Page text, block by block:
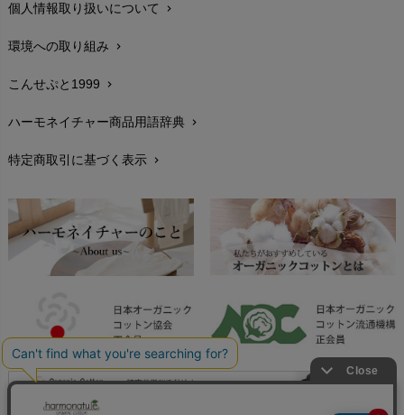
サイズ・寸法chevron_right
生地・素材chevron_right
お手入れについて
レビューを書こうchevron_right
返品交換chevron_right
FAXでのご注文
お問い合わせchevron_right
個人情報取り扱いについて chevron_right
環境への取り組み chevron_right
こんせぷと1999 chevron_right
ハーモネイチャー商品用語辞典 chevron_right
特定商取引に基づく表示 chevron_right